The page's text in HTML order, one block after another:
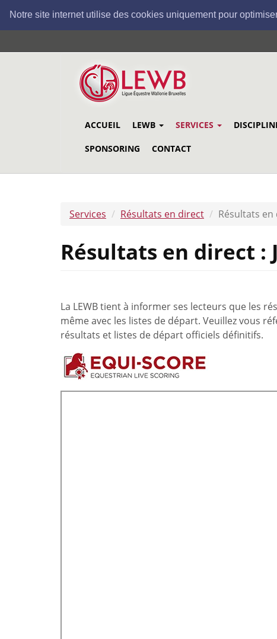
Notre site internet utilise des cookies uniquement pour
au
ACCUEIL LEWB SERVICES
SPONSORING CONTACT
Services Résultats en direct Résultats en
Résultats en direct :
La LEWB tient à informer ses lecteurs que les
même avec les listes de départ. Veuillez vous
résultats et listes de départ officiels définitifs.